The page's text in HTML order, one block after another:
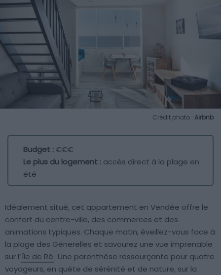
Crédit photo : Airbnb
Budget :€€€
Le plus du logement : accès direct à la plage en
été
Idéalement situé, cet appartement en Vendée offre le
confort du centre-ville, des commerces et des
animations typiques. Chaque matin, éveillez-vous face à
la plage des Génerelles et savourez une vue imprenable
sur l’Île de Ré. Une parenthèse ressourçante pour quatre
voyageurs, en quête de sérénité et de nature, sur la